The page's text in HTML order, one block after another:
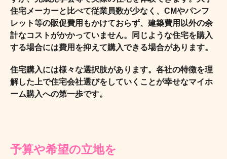
住宅メーカーと比べて従業員数が少なく、CMやパンフ
レット等の販促費用もかけておらず、建築費用以外の余
計なコストがかかっていません。同じような住宅を購入
する場合には費用を抑えて購入できる場合があります。
住宅購入には様々な選択肢があります。各社の特徴を理
解した上で住宅会社選びをしていくことが幸せなマイホ
ーム購入への第一歩です。
予算や希望の立地を